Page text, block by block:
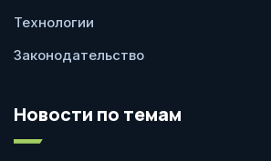
Технологии
Законодательство
Новости по темам